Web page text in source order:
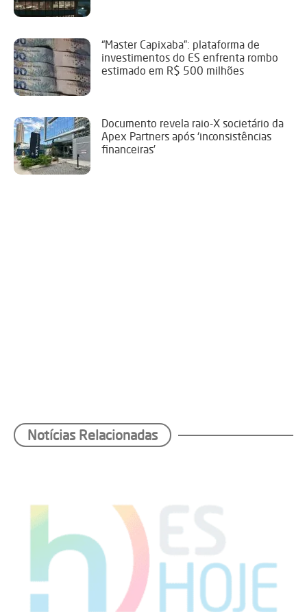
“Master Capixaba”: plataforma de
investimentos do ES enfrenta rombo
estimado em R$ 500 milhões
Documento revela raio-X societário da
Apex Partners após ‘inconsistências
financeiras’
Notícias Relacionadas